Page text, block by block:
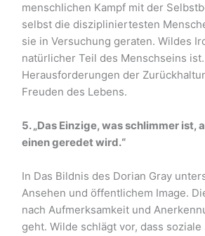
menschlichen Kampf mit der
selbst die diszipliniertesten
sie in Versuchung geraten. Wildes
natürlicher Teil des Menschseins
Herausforderungen der
Freuden des Lebens.
5. „Das Einzige, was schlimmer
einen geredet wird.“
In Das Bildnis des Dorian Gray
Ansehen und öffentlichem Image.
nach Aufmerksamkeit und
geht. Wilde schlägt vor, dass